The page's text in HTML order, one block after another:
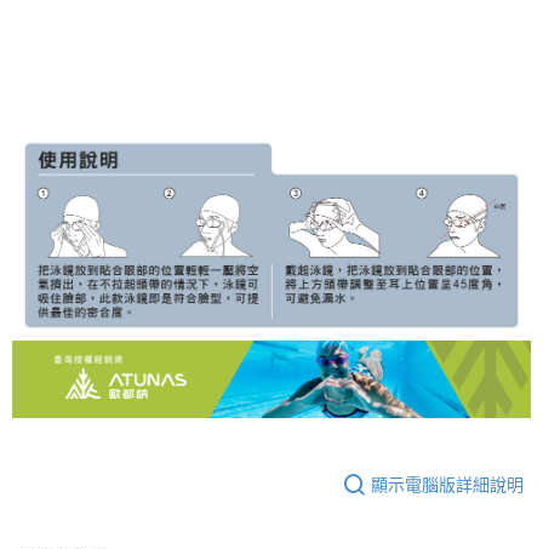
顯示電腦版詳細說明